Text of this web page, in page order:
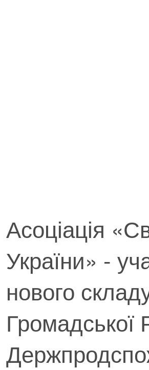
Асоціація
України» -
нового
Громадської